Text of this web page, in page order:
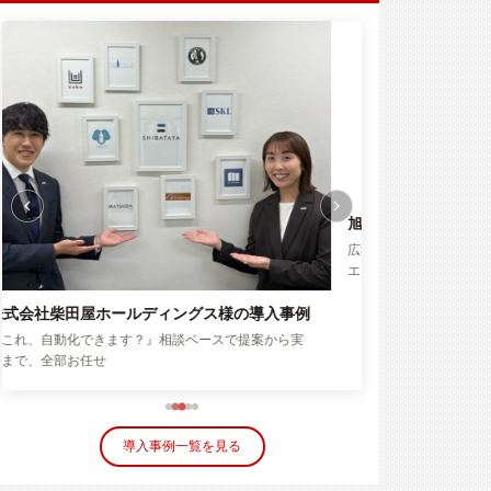
旭化成株式会社様の導入事例
広報の「伝える力」を強化！ アウトソーシングでクリ
エイティブ業務を味方につける
導入事例一覧を見る